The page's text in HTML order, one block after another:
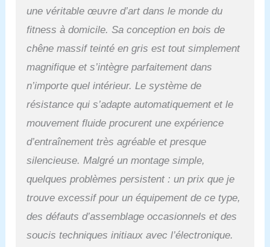
GRATUITE : le LightRing
l'application gratuite
WaterRower Connect,
offrent des programmes
d'entraînement variés et
différents modes
couleurs différentes. 2
MOIS D'ABONNEMENT
WATERROWER
CONNECT : la version
WATERROWER
CONNECT vous donne
séances d'entraînement,
des écrans d'affichage de
une véritable œuvre d’art dans le monde du
fitness à domicile. Sa conception en bois de
chêne massif teinté en gris est tout simplement
magnifique et s’intègre parfaitement dans
n’importe quel intérieur. Le système de
résistance qui s’adapte automatiquement et le
mouvement fluide procurent une expérience
d’entraînement très agréable et presque
silencieuse. Malgré un montage simple,
quelques problèmes persistent : un prix que je
trouve excessif pour un équipement de ce type,
des défauts d’assemblage occasionnels et des
soucis techniques initiaux avec l’électronique.